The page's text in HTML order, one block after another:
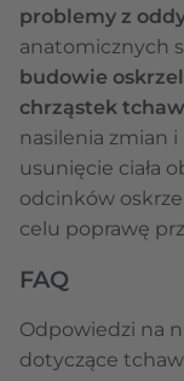
problemy z
anatomicznych
budowie
chrząstek
nasilenia zmian
usunięcie ciała
odcinków
celu poprawę
FAQ
Odpowiedzi na
dotyczące